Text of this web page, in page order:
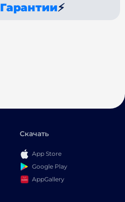
Гарантии⚡
Скачать
App Store
Google Play
AppGallery